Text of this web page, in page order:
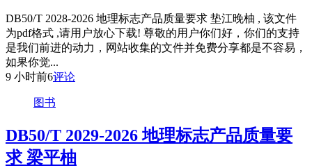
DB50/T 2028-2026 地理标志产品质量要求 垫江晚柚 , 该文件
为pdf格式 ,请用户放心下载! 尊敬的用户你们好，你们的支持
是我们前进的动力，网站收集的文件并免费分享都是不容易，
如果你觉...
9 小时前6评论
图书
DB50/T 2029-2026 地理标志产品质量要
求 梁平柚